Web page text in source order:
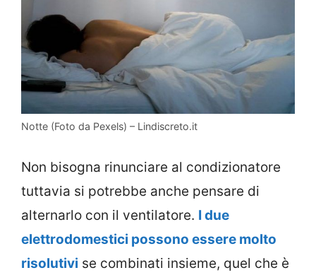
Notte (Foto da Pexels) – Lindiscreto.it
Non bisogna rinunciare al condizionatore
tuttavia si potrebbe anche pensare di
alternarlo con il ventilatore. I due
elettrodomestici possono essere molto
risolutivi se combinati insieme, quel che è